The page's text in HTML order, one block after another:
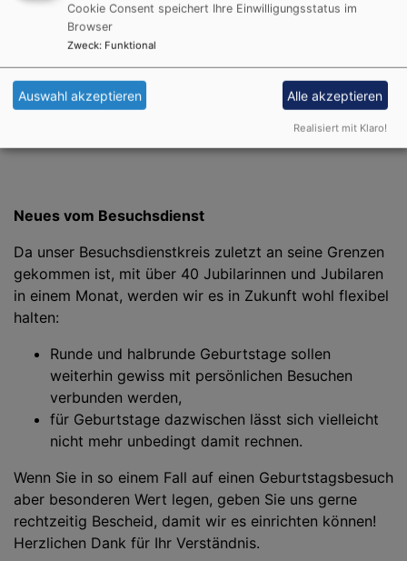
Zur Vorbereitung treffen wir uns jeweils am letzten
Montag im Monat 18.30 Uhr
(s. dazu auch Termin im aktuellen Gemeindebrief)
Gemeindehaus, Markusstübchen
Neues vom Besuchsdienst
Da unser Besuchsdienstkreis zuletzt an seine Grenzen
gekommen ist, mit über 40 Jubilarinnen und Jubilaren
in einem Monat, werden wir es in Zukunft wohl flexibel
halten:
Runde und halbrunde Geburtstage sollen
weiterhin gewiss mit persönlichen Besuchen
verbunden werden,
für Geburtstage dazwischen lässt sich vielleicht
nicht mehr unbedingt damit rechnen.
Wenn Sie in so einem Fall auf einen Geburtstagsbesuch
aber besonderen Wert legen, geben Sie uns gerne
rechtzeitig Bescheid, damit wir es einrichten können!
Herzlichen Dank für Ihr Verständnis.
Cookie Consent speichert Ihre Einwilligungsstatus im
Browser
Zweck: Funktional
Auswahl akzeptieren Alle akzeptieren
Realisiert mit Klaro!